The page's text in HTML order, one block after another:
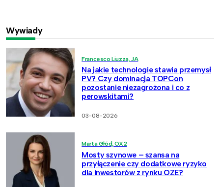
Wywiady
Francesco Liuzza, JA
Na jakie technologie stawia przemysł
PV? Czy dominacja TOPCon
pozostanie niezagrożona i co z
perowskitami?
03-08-2026
Marta Głód, OX2
Mosty szynowe – szansa na
przyłączenie czy dodatkowe ryzyko
dla inwestorów z rynku OZE?